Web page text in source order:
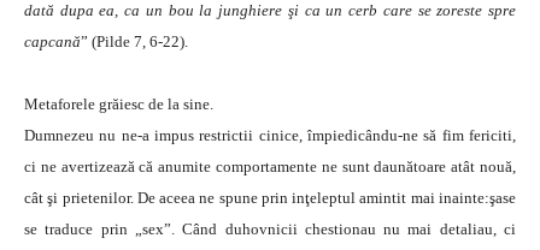
dată dupa ea, ca un bou la junghiere şi ca un cerb care se zoreste spre
capcană” (Pilde 7, 6-22).
Metaforele grăiesc de la sine.
Dumnezeu nu ne-a impus restrictii cinice, împiedicându-ne să fim fericiti,
ci ne avertizează că anumite comportamente ne sunt daunătoare atât nouă,
cât şi prietenilor. De aceea ne spune prin inţeleptul amintit mai inainte:şase
se traduce prin „sex”. Când duhovnicii chestionau nu mai detaliau, ci